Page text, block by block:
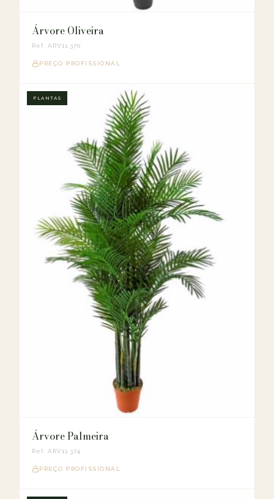
Árvore Oliveira
Ref. ARV11.370
PREÇO PROFISSIONAL
PLANTAS
Árvore Palmeira
Ref. ARV11.374
PREÇO PROFISSIONAL